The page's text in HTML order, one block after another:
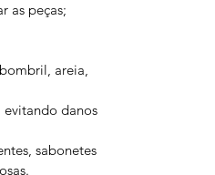
as peças;
areia,
evitando danos
sabonetes